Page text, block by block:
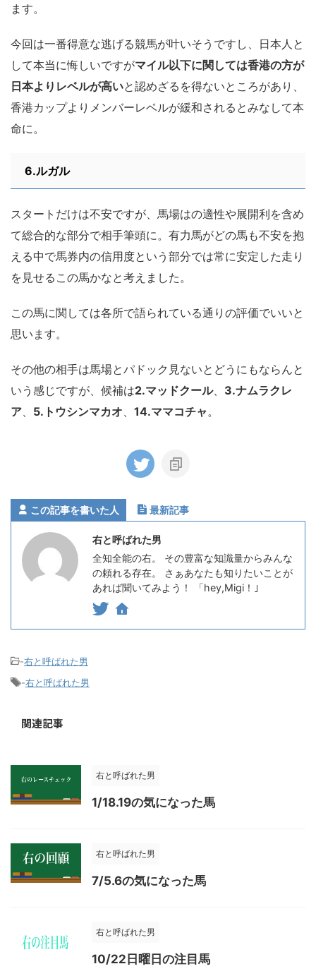
ます。
今回は一番得意な逃げる競馬が叶いそうですし、日本人と
して本当に悔しいですがマイル以下に関しては香港の方が
日本よりレベルが高いと認めざるを得ないところがあり、
香港カップよりメンバーレベルが緩和されるとみなして本
命に。
6.ルガル
スタートだけは不安ですが、馬場はの適性や展開利を含め
て総合的な部分で相手筆頭に。有力馬がどの馬も不安を抱
える中で馬券内の信用度という部分では常に安定した走り
を見せるこの馬かなと考えました。
この馬に関しては各所で語られている通りの評価でいいと
思います。
その他の相手は馬場とパドック見ないとどうにもならんと
いう感じですが、候補は2.マッドクール、 3.ナムラクレ
ア
5.トウシンマカオ 14.ママコチャ 。
この記事を書いた人 最新記事
右と呼ばれた男
全知全能の右。 その豊富な知識量からみんな
の頼れる存在。 さぁあなたも知りたいことが
あれば聞いてみよう！ 「hey,Migi！｣
-右と呼ばれた男
-右と呼ばれた男
関連記事
右と呼ばれた男
1/18.19の気になった馬
右と呼ばれた男
7/5.6の気になった馬
右と呼ばれた男
10/22日曜日の注目馬